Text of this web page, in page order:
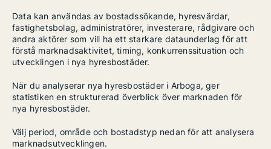
Data kan användas av bostadssökande, hyresvärdar,
fastighetsbolag, administratörer, investerare, rådgivare och
andra aktörer som vill ha ett starkare dataunderlag för att
förstå marknadsaktivitet, timing, konkurrenssituation och
utvecklingen i nya hyresbostäder.
När du analyserar nya hyresbostäder i Arboga, ger
statistiken en strukturerad överblick över marknaden för
nya hyresbostäder.
Välj period, område och bostadstyp nedan för att analysera
marknadsutvecklingen.